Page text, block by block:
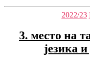
2022/23
3. место на
језика